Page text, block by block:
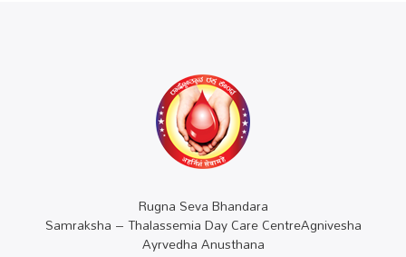
Rugna Seva Bhandara
Samraksha – Thalassemia Day Care CentreAgnivesha
Ayrvedha Anusthana